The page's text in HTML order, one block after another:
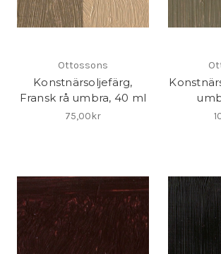
Ottossons
Konstnärsoljefärg,
Fransk rå umbra, 40 ml
75,00kr